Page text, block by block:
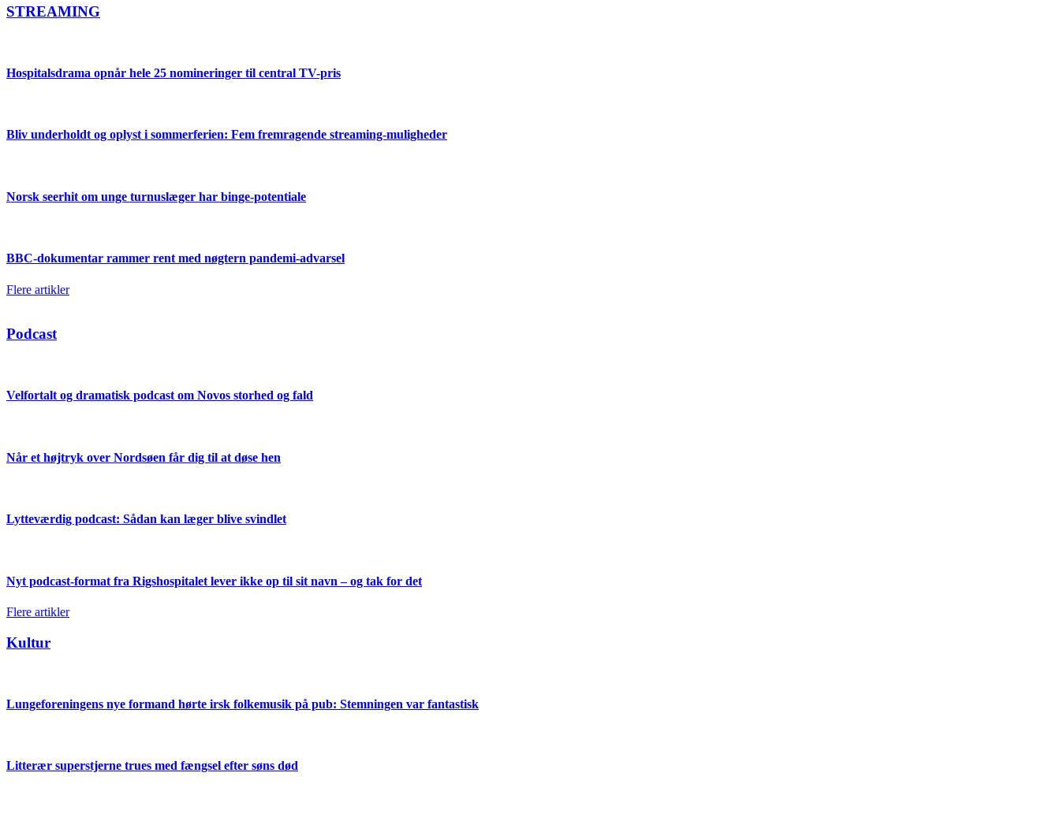
STREAMING
Hospitalsdrama opnår hele 25 nomineringer til central TV-pris
Bliv underholdt og oplyst i sommerferien: Fem fremragende streaming-muligheder
Norsk seerhit om unge turnuslæger har binge-potentiale
BBC-dokumentar rammer rent med nøgtern pandemi-advarsel
Flere artikler
Podcast
Velfortalt og dramatisk podcast om Novos storhed og fald
Når et højtryk over Nordsøen får dig til at døse hen
Lytteværdig podcast: Sådan kan læger blive svindlet
Nyt podcast-format fra Rigshospitalet lever ikke op til sit navn – og tak for det
Flere artikler
Kultur
Lungeforeningens nye formand hørte irsk folkemusik på pub: Stemningen var fantastisk
Litterær superstjerne trues med fængsel efter søns død